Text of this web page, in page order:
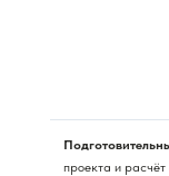
проекта и